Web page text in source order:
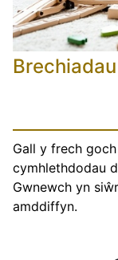
Gall y frech
cymhlethdodau
Gwnewch yn
amddiffyn.